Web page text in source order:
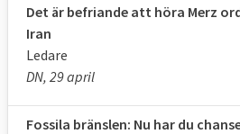
Det är befriande att höra Merz
Iran
Ledare
DN, 29 april
Fossila bränslen: Nu har du